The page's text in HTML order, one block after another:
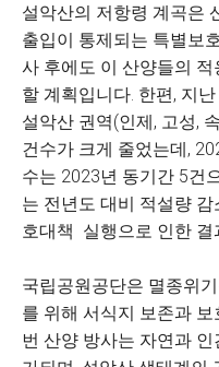
설악산의 저항령 계곡은
출입이 통제되는 특별보
사 후에도 이 산양들의
할 계획입니다. 한편, 지
설악산 권역(인제, 고성,
건수가 크게 줄었는데,
수는 2023년 동기간 5건
는 전년도 대비 적설량
호대책 실행으로 인한 결
국립공원공단은 멸종위
를 위해 서식지 보존과
번 산양 방사는 자연과